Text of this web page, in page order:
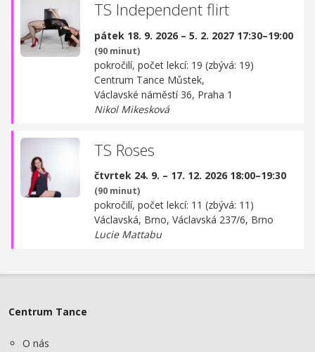
TS Independent flirt
pátek 18. 9. 2026 – 5. 2. 2027 17:30–19:00
(90 minut)
pokročilí, počet lekcí: 19 (zbývá: 19)
Centrum Tance Můstek,
Václavské náměstí 36, Praha 1
Nikol Mikesková
TS Roses
čtvrtek 24. 9. – 17. 12. 2026 18:00–19:30
(90 minut)
pokročilí, počet lekcí: 11 (zbývá: 11)
Václavská, Brno, Václavská 237/6, Brno
Lucie Mattabu
Centrum Tance
O nás